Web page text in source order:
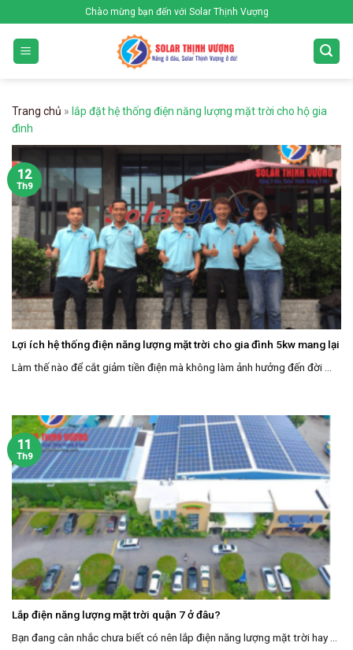
to
content
Chào mừng bạn đến với Solar Thịnh Vượng
Trang chủ » lắp đặt hệ thống điện năng lượng mặt trời cho hộ gia
đình
Lợi ích hệ thống điện năng lượng mặt trời cho gia đình 5kw mang lại
Làm thế nào để cắt giảm tiền điện mà không làm ảnh hưởng đến đời ...
12
Th9
Lắp điện năng lượng mặt trời quận 7 ở đâu?
Bạn đang cân nhắc chưa biết có nên lắp điện năng lượng mặt trời hay ...
11
Th9